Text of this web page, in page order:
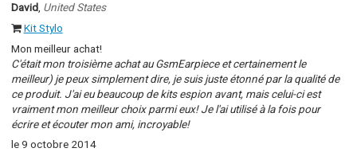
David, United States
Kit Stylo
Mon meilleur achat!
C'était mon troisième achat au GsmEarpiece et certainement le
meilleur) je peux simplement dire, je suis juste étonné par la qualité de
ce produit. J'ai eu beaucoup de kits espion avant, mais celui-ci est
vraiment mon meilleur choix parmi eux! Je l'ai utilisé à la fois pour
écrire et écouter mon ami, incroyable!
le 9 octobre 2014